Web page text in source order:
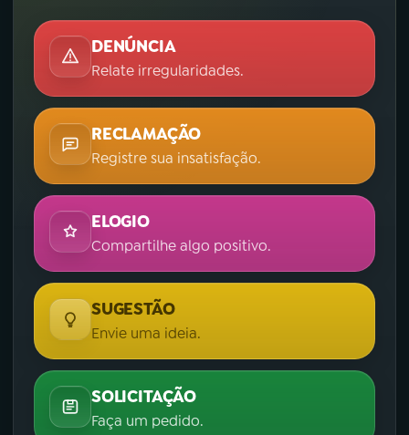
DENÚNCIA
Relate irregularidades.
RECLAMAÇÃO
Registre sua insatisfação.
ELOGIO
Compartilhe algo positivo.
SUGESTÃO
Envie uma ideia.
SOLICITAÇÃO
Faça um pedido.